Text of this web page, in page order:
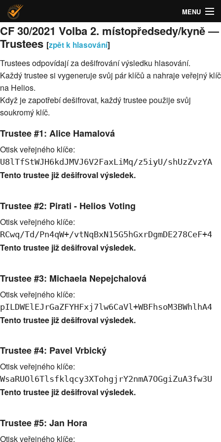
MENU
O Heliosu
Hlasovací systém Helios | Česká piratská strana
Help!
CF 30/2021 Volba 2. místopředsedy/kyně —
Trustees [zpět k hlasování]
Trustees odpovídají za dešifrování výsledku hlasování.
Každý trustee si vygeneruje svůj pár klíčů a nahraje veřejný klíč
na Helios.
Když je zapotřebí dešifrovat, každý trustee použije svůj
soukromý klíč.
Trustee #1: Alice Hamalová
Otisk veřejného klíče:
U8lTfStWJH6kdJMVJ6V2FaxLiMq/z5iyU/shUzZvzYA
Tento trustee již dešifroval výsledek.
Trustee #2: Pirati - Helios Voting
Otisk veřejného klíče:
RCwq/Td/Pn4qW+/vtNqBxN15G5hGxrDgmDE278CeF+4
Tento trustee již dešifroval výsledek.
Trustee #3: Michaela Nepejchalová
Otisk veřejného klíče:
pILDWElEJrGaZFYHFxj7lw6CaVl+WBFhsoM3BWhlhA4
Tento trustee již dešifroval výsledek.
Trustee #4: Pavel Vrbický
Otisk veřejného klíče:
WsaRUOl6Tlsfklqcy3XTohgjrY2nmA7OGgiZuA3fw3U
Tento trustee již dešifroval výsledek.
Trustee #5: Jan Hora
Otisk veřejného klíče: